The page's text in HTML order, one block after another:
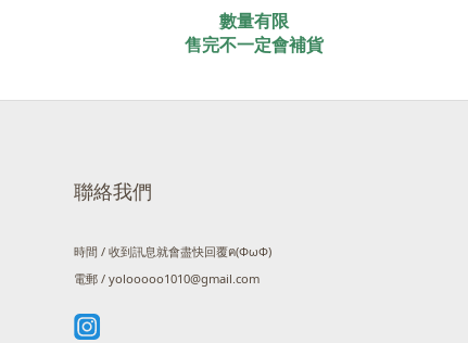
數量有限
售完不一定會補貨
聯絡我們
時間 / 收到訊息就會盡快回覆ฅ(ΦωΦ)
電郵 / yolooooo1010@gmail.com